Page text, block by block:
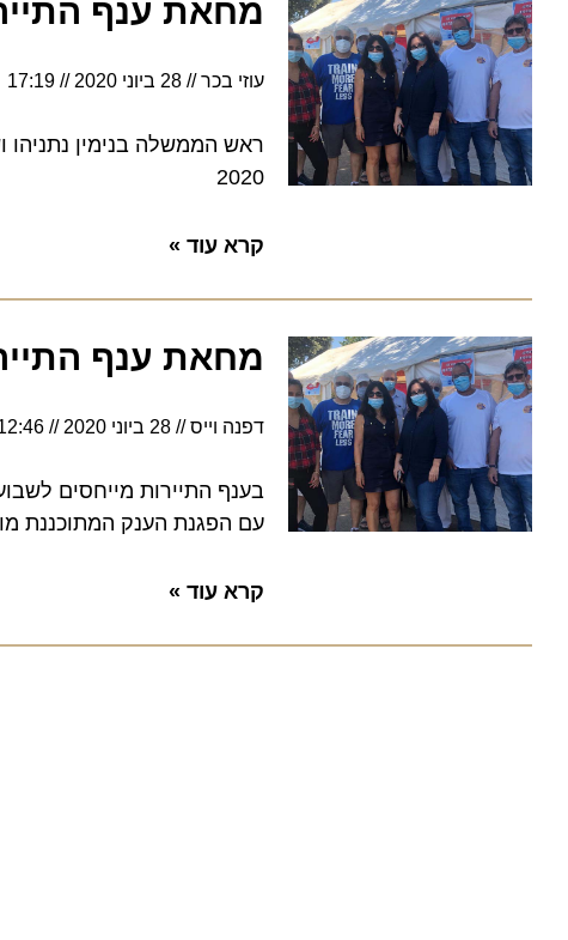
מחאת ענף
עוזי בכר 28 ביוני 2020 17:19
ראש הממשלה בנימין נתניהו
2020
קרא עוד »
מחאת ענף
דפנה וייס 28 ביוני 2020 12:46
בענף התיירות מייחסים לשבוע.
עם הפגנת הענק המתוכננת מול
קרא עוד »